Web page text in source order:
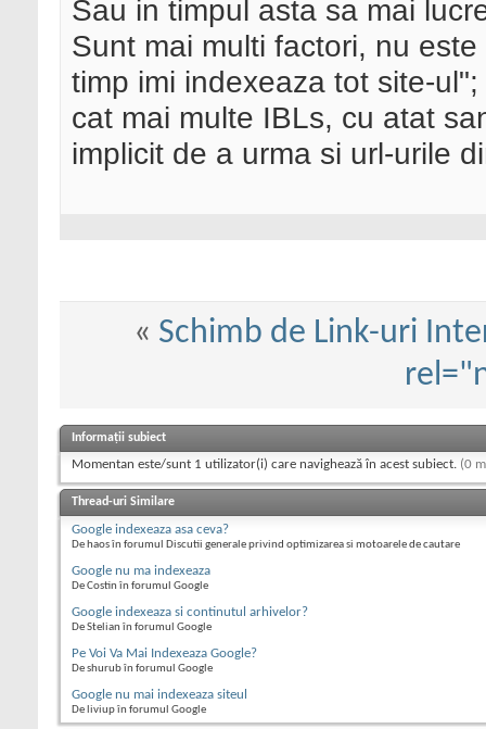
Sau in timpul asta sa mai
Sunt mai multi factori, nu
timp imi indexeaza tot site-
cat mai multe IBLs, cu atat
implicit de a urma si url-urile
« Schimb de Link-uri
Informații subiect
Momentan este/sunt 1 utilizator(i) care navighează în acest subiect. (0
Thread-uri Similare
Google indexeaza asa ceva?
De haos în forumul Discutii generale privind optimizarea si motoarele de cautare
Google nu ma indexeaza
De Costin în forumul Google
Google indexeaza si continutul arhivelor?
De Stelian în forumul Google
Pe Voi Va Mai Indexeaza Google?
De shurub în forumul Google
Google nu mai indexeaza siteul
De liviup în forumul Google